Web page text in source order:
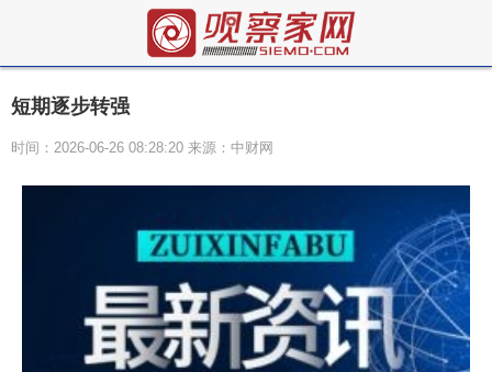
短期逐步转强
时间：2026-06-26 08:28:20 来源：中财网